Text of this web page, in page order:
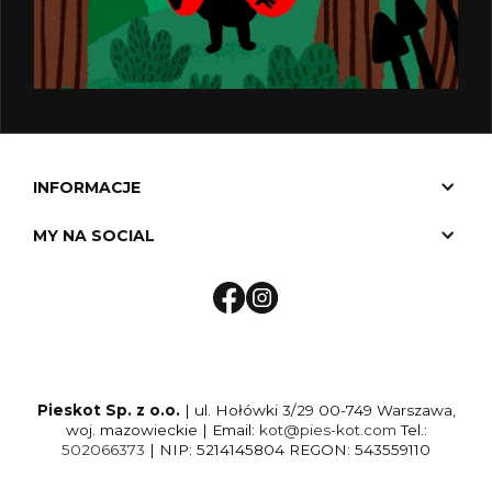
INFORMACJE
MY NA SOCIAL
Pieskot Sp. z o.o.| ul. Hołówki 3/29 00-749 Warszawa,
woj. mazowieckie | Email: kot@pies-kot.com Tel.:
502066373 | NIP: 5214145804 REGON: 543559110